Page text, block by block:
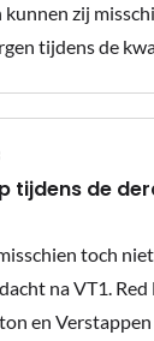
kunnen zij
tijdens de
tijdens de
toch
na VT1.
en Verstappen